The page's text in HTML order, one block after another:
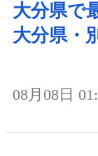
大分県で
大分県・
08月08日